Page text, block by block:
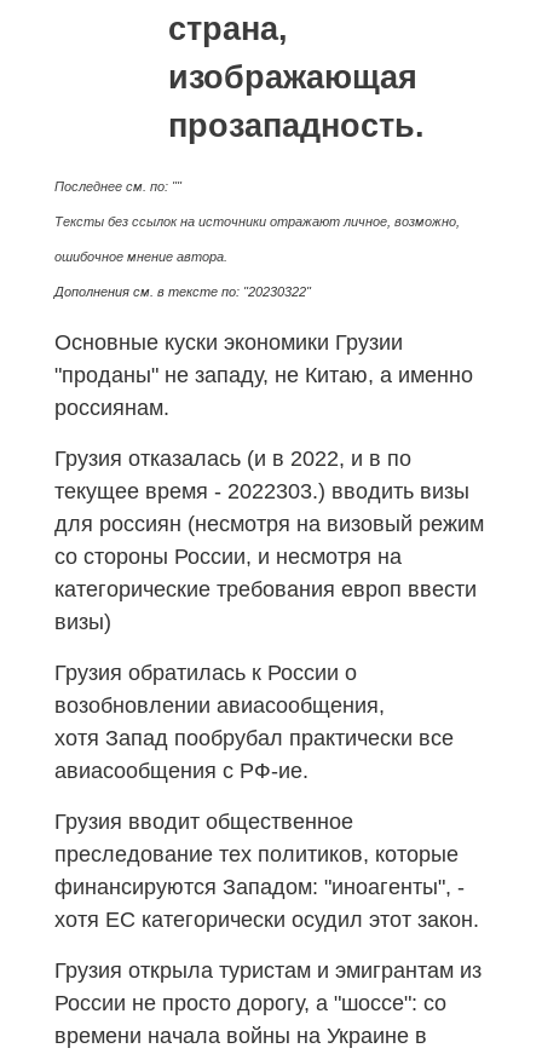
страна,
изображающая
прозападность.
Последнее см. по: ""
Тексты без ссылок на источники отражают личное, возможно,
ошибочное мнение автора.
Дополнения см. в тексте по: "20230322"
Основные куски экономики Грузии
"проданы" не западу, не Китаю, а именно
россиянам.
Грузия отказалась (и в 2022, и в по
текущее время - 2022303.) вводить визы
для россиян (несмотря на визовый режим
со стороны России, и несмотря на
категорические требования европ ввести
визы)
Грузия обратилась к России о
возобновлении авиасообщения,
хотя Запад пообрубал практически все
авиасообщения с РФ-ие.
Грузия вводит общественное
преследование тех политиков, которые
финансируются Западом: "иноагенты", -
хотя ЕС категорически осудил этот закон.
Грузия открыла туристам и эмигрантам из
России не просто дорогу, а "шоссе": со
времени начала войны на Украине в